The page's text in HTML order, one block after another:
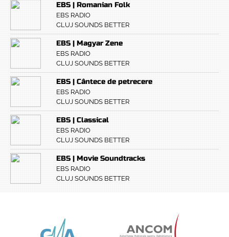
EBS | Romanian Folk
EBS RADIO
CLUJ SOUNDS BETTER
EBS | Magyar Zene
EBS RADIO
CLUJ SOUNDS BETTER
EBS | Cântece de petrecere
EBS RADIO
CLUJ SOUNDS BETTER
EBS | Classical
EBS RADIO
CLUJ SOUNDS BETTER
EBS | Movie Soundtracks
EBS RADIO
CLUJ SOUNDS BETTER